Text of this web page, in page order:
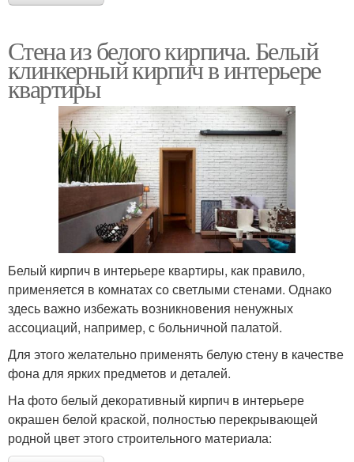
Стена из белого кирпича. Белый
клинкерный кирпич в интерьере
квартиры
Белый кирпич в интерьере квартиры, как правило,
применяется в комнатах со светлыми стенами. Однако
здесь важно избежать возникновения ненужных
ассоциаций, например, с больничной палатой.
Для этого желательно применять белую стену в качестве
фона для ярких предметов и деталей.
На фото белый декоративный кирпич в интерьере
окрашен белой краской, полностью перекрывающей
родной цвет этого строительного материала: